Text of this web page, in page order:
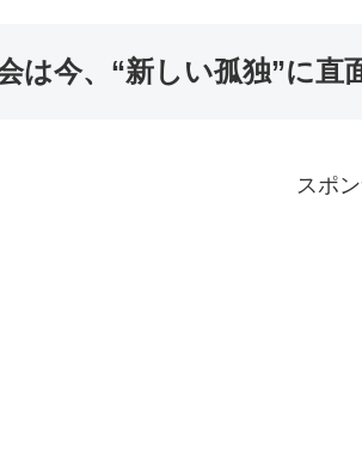
は今、“新しい孤独”に直
スポ